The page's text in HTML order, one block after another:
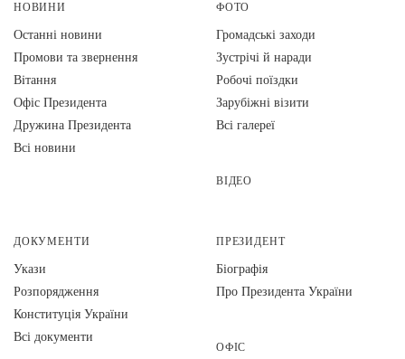
НОВИНИ
Останні новини
Промови та звернення
Вiтання
Офіс Президента
Дружина Президента
Всі новини
ФОТО
Громадські заходи
Зустрічі й наради
Робочі поїздки
Зарубіжні візити
Всі галереї
ВІДЕО
ДОКУМЕНТИ
Укази
Розпорядження
Конституція України
Всі документи
ПРЕЗИДЕНТ
Біографія
Про Президента України
ОФІС